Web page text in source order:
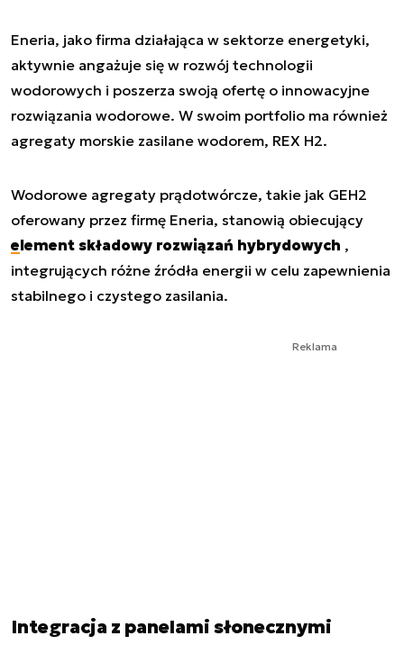
Eneria, jako firma działająca w sektorze energetyki,
aktywnie angażuje się w rozwój technologii
wodorowych i poszerza swoją ofertę o innowacyjne
rozwiązania wodorowe. W swoim portfolio ma również
agregaty morskie zasilane wodorem, REX H2.
Wodorowe agregaty prądotwórcze, takie jak GEH2
oferowany przez firmę Eneria, stanowią obiecujący
element składowy rozwiązań hybrydowych ,
integrujących różne źródła energii w celu zapewnienia
stabilnego i czystego zasilania.
Reklama
Integracja z panelami słonecznymi